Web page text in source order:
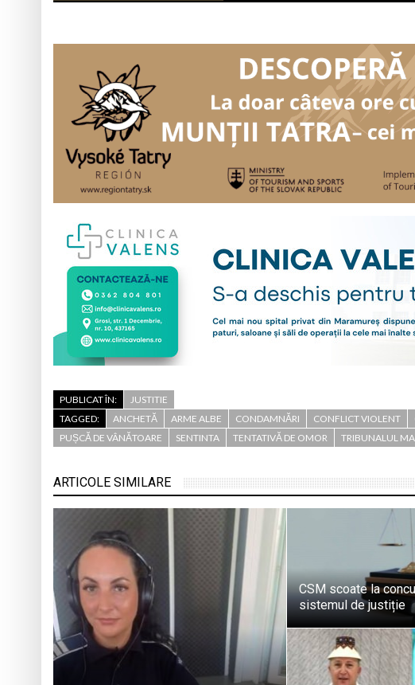
PUBLICAT ÎN:
JUSTITIE
TAGGED:
ANCHETĂ ARME ALBE CONDAMNĂRI CONFLICT VIOLENT
PUȘCĂ DE VÂNĂTOARE
SENTINTA TENTATIVĂ DE OMOR TRIBUNALUL
ARTICOLE SIMILARE
CSM scoate la
sistemul de justiție